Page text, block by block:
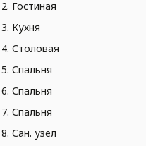
2. Гостиная
3. Кухня
4. Столовая
5. Спальня
6. Спальня
7. Спальня
8. Сан. узел